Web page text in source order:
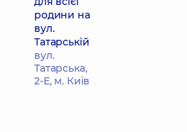
родини на
вул.
Татарській
вул.
Татарська,
2-Е, м. Київ